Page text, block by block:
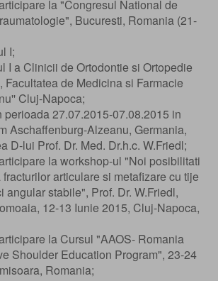
la "Congresul National de
Bucuresti, Romania (21-
I;
I a Clinicii de Ortodontie si Ortopedie
Facultatea de Medicina si Farmacie
Cluj-Napoca;
27.07.2015-07.08.2015 in
Aschaffenburg-Alzeanu, Germania,
D-lui Prof. Dr. Med. Dr.h.c. W.Friedl;
la workshop-ul "Noi posibilitati
articulare si metafizare cu tije
angular stabile", Prof. Dr. W.Friedl,
12-13 Iunie 2015, Cluj-Napoca,
la Cursul "AAOS- Romania
Shoulder Education Program", 23-24
Romania;